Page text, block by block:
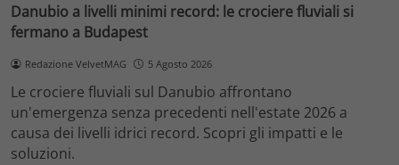
Danubio a livelli minimi record: le crociere fluviali si
fermano a Budapest
Redazione VelvetMAG 5 Agosto 2026
Le crociere fluviali sul Danubio affrontano
un'emergenza senza precedenti nell'estate 2026 a
causa dei livelli idrici record. Scopri gli impatti e le
soluzioni.